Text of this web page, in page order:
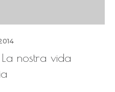
nostra vida